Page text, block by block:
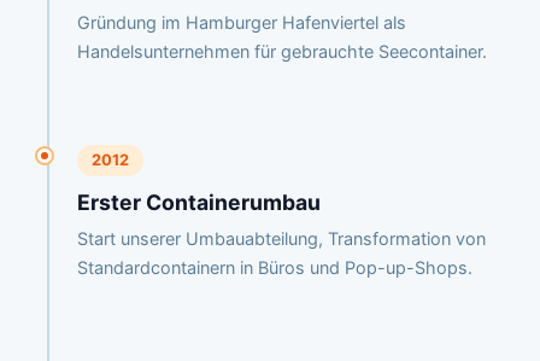
Gründung im Hamburger Hafenviertel als
Handelsunternehmen für gebrauchte Seecontainer.
2012
Erster Containerumbau
Start unserer Umbauabteilung, Transformation von
Standardcontainern in Büros und Pop-up-Shops.